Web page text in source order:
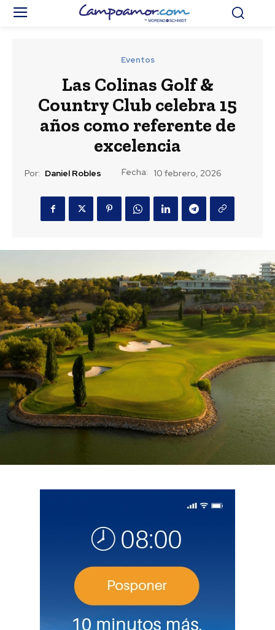
Eventos
Las Colinas Golf &
Country Club celebra 15
años como referente de
excelencia
Por: Daniel Robles Fecha: 10 febrero, 2026